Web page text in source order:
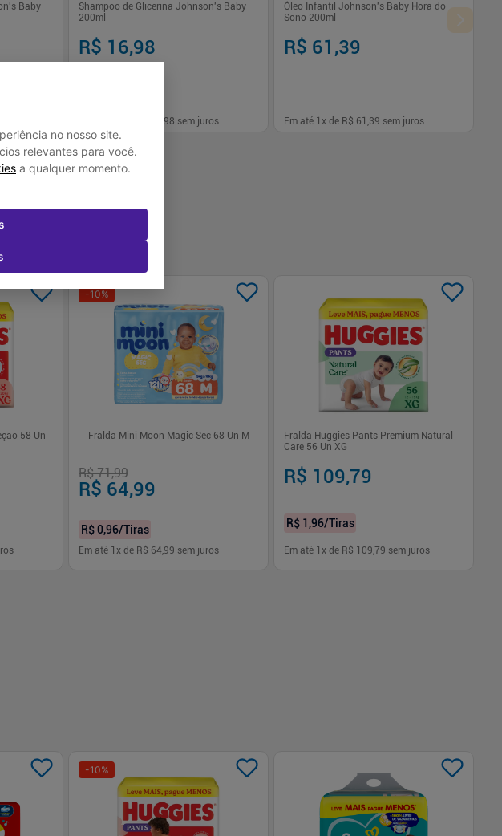
no nosso site.
relevantes para você.
a qualquer momento.
Baby
Shampoo de Glicerina Johnson's Baby
200ml
R$ 16,98
R$ 16,98 sem juros
- +
Óleo Infantil Johnson's Baby Hora do
Sono 200ml
R$ 61,39
Em até 1 x de R$ 61,39 sem juros
58 Un
-10%
Fralda Mini Moon Magic Sec 68 Un M
R$ 71,99
R$ 64,99
R$ 0,96/Tiras
Em até 1 x de R$ 64,99 sem juros
Fralda Huggies Pants Premium Natural
Care 56 Un XG
R$ 109,79
R$ 1,96/Tiras
Em até 1 x de R$ 109,79 sem juros
-10%